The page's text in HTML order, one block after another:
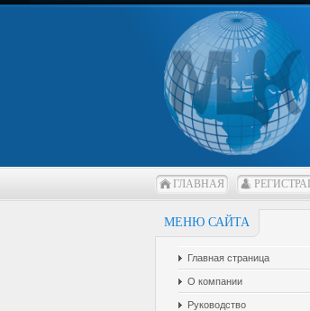
ГЛАВНАЯ
МЕНЮ САЙТА
Главная страница
О компании
Руководство